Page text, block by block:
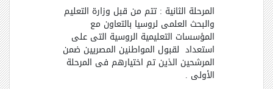
المرحلة الثانية : تتم من قبل وزارة التعليم
والبحث العلمى لروسيا بالتعاون مع
المؤسسات التعليمية الروسية التى على
استعداد لقبول المواطنين المصريين ضمن
المرشحين الذين تم اختيارهم فى المرحلة
الأولى .